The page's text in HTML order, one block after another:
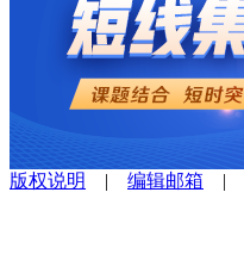
版权说明 | 编辑邮箱 |